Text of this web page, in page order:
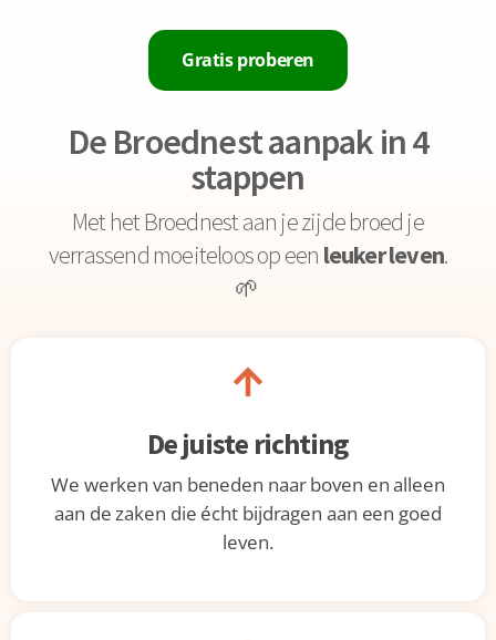
Gratis proberen
De Broednest aanpak in 4
stappen
Met het Broednest aan je zijde broed je
verrassend moeiteloos op een leuker leven.
🌱
De juiste richting
We werken van beneden naar boven en alleen
aan de zaken die écht bijdragen aan een goed
leven.